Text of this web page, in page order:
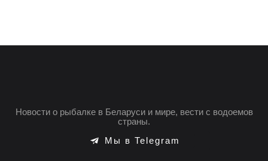
Новости о рыбалке в Беларуси и мире, вести с водоемов
страны.
Мы в Telegram